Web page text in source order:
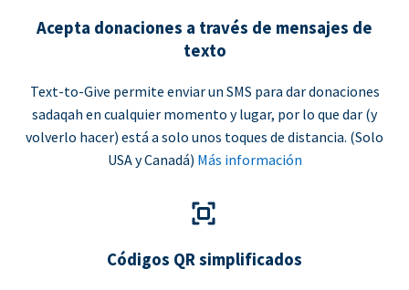
Acepta donaciones a través de mensajes de
texto
Text-to-Give permite enviar un SMS para dar donaciones
sadaqah en cualquier momento y lugar, por lo que dar (y
volverlo hacer) está a solo unos toques de distancia. (Solo
USA y Canadá) Más información
Códigos QR simplificados